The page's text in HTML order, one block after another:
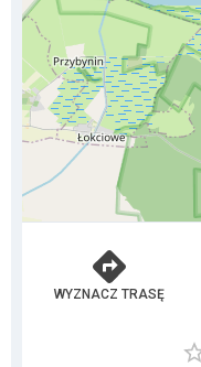
WYZNACZ TRASĘ